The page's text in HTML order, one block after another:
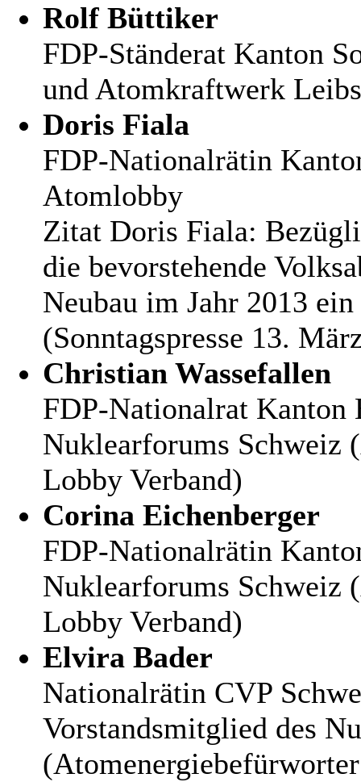
Rolf Büttiker
FDP-Ständerat Kanton
und Atomkraftwerk
Doris Fiala
FDP-Nationalrätin
Atomlobby
Zitat Doris Fiala:
die bevorstehende
Neubau im Jahr 2013
(Sonntagspresse 13.
Christian Wassefallen
FDP-Nationalrat Kanton
Nuklearforums Schweiz
Lobby Verband)
Corina Eichenberger
FDP-Nationalrätin
Nuklearforums Schweiz
Lobby Verband)
Elvira Bader
Nationalrätin CVP
Vorstandsmitglied des